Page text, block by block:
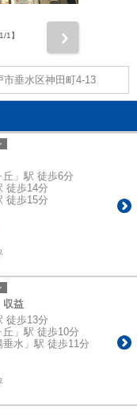
1/1】
市垂水区神田町4-13
」駅 徒歩6分
徒歩14分
徒歩15分
益
徒歩13分
」駅 徒歩10分
水」駅 徒歩11分